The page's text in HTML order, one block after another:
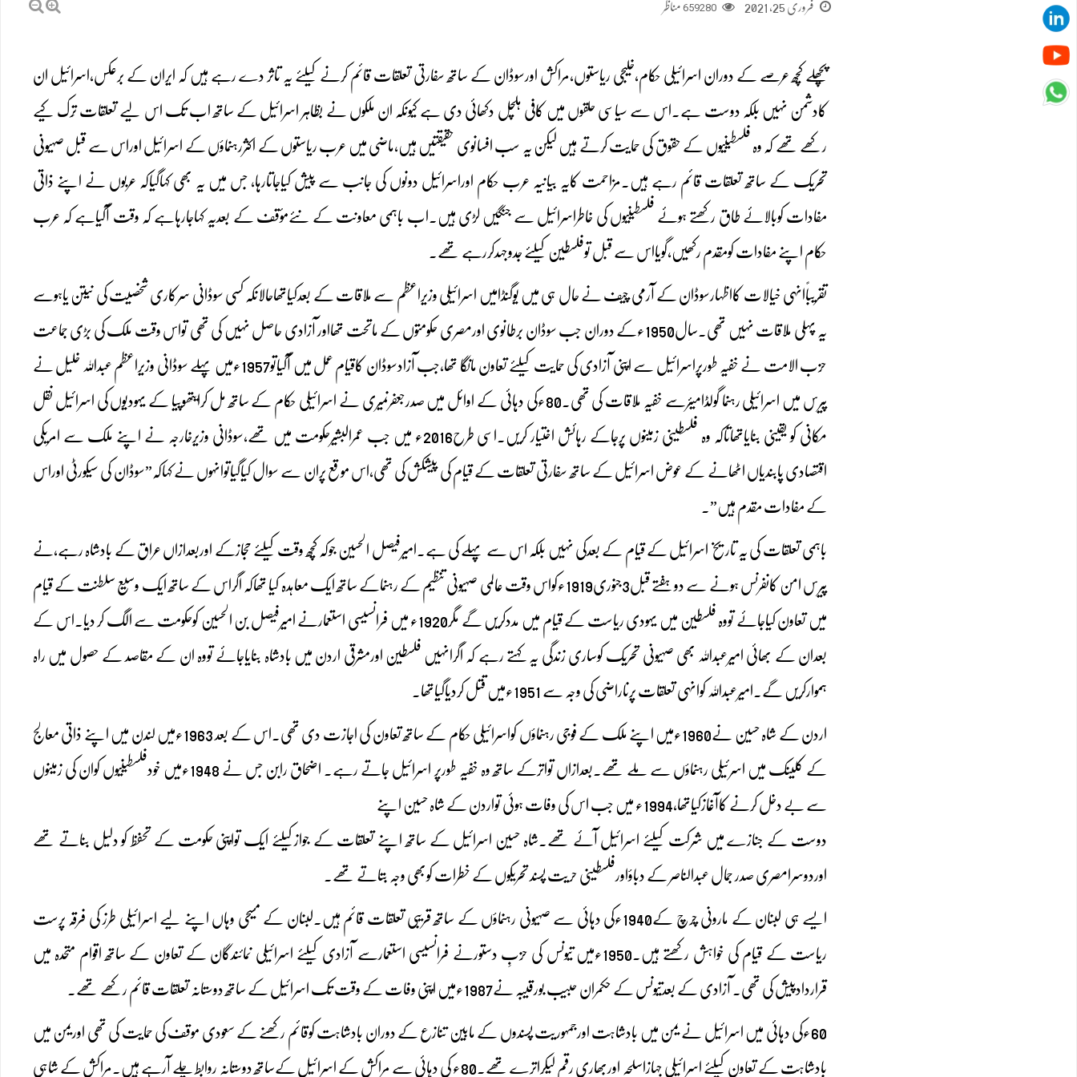
فروری 25, 2021 659280 مناظر
پچھلے کچھ عرصے کے دوران اسرائیلی حکام،خلیجی ریاستوں،مراکش اورسوڈان کے ساتھ سفارتی تعلقات قائم کرنے کیلئے یہ تاثر دے رہے ہیں کہ ایران کے برعکس،اسرائیل ان
کادشمن نہیں بلکہ دوست ہے۔اس سے سیاسی حلقوں میں کافی ہلچل دکھائی دی ہے کیونکہ ان ملکوں نے بظاہر اسرائیل کے ساتھ اب تک اس لیے تعلقات تَرک کیے
رکھے تھے کہ وہ فلسطینیوں کے حقوق کی حمایت کرتے ہیں لیکن یہ سب افسانوی حقیقتیں ہیں،ماضی میں عرب ریاستوں کے اکثررہنماؤں کے اسرائیل اوراس سے قبل صہیونی
تحریک کے ساتھ تعلقات قائم رہے ہیں۔مزاحمت کایہ بیانیہ عرب حکام اوراسرائیل دونوں کی جانب سے پیش کیاجاتارہا، جس میں یہ بھی کہاگیاکہ عربوں نے اپنے ذاتی
مفادات کوبالائے طاق رکھتے ہوئے فلسطینیوں کی خاطراسرائیل سے جنگیں لڑی ہیں۔اب باہمی معاونت کے نئےمؤقف کے بعدیہ کہاجارہاہے کہ وقت آگیاہے کہ عرب
حکام اپنے مفادات کومقدم رکھیں،گویااس سے قبل توفلسطین کیلئے جدوجہدکررہے تھے۔
تقریباًانہی خیالات کااظہارسوڈان کے آرمی چیف نے حال ہی میں یوگنڈامیں اسرائیلی وزیراعظم سے ملاقات کے بعدکیاتھاحالانکہ کسی سوڈانی سرکاری شخصیت کی نیتن یاہوسے
یہ پہلی ملاقات نہیں تھی۔سال1950ءکے دوران جب سوڈان برطانوی اورمصری حکومتوں کے ماتحت تھااور آزادی حاصل نہیں کی تھی تواس وقت ملک کی بڑی جماعت
حزب الامت نے خفیہ طورپراسرائیل سے اپنی آزادی کی حمایت کیلئے تعاون مانگا تھا،جب آزادسوڈان کاقیام عمل میں آگیاتو1957ءمیں پہلے سوڈانی وزیراعظم عبداللہ خلیل نے
پیرس میں اسرائیلی رہنما گولڈامیئرسے خفیہ ملاقات کی تھی۔80ءکی دہائی کے اوائل میں صدرجعفرنمیری نے اسرائیلی حکام کے ساتھ مل کرایتھوپیا کے یہودیوں کی اسرائیل نقل
مکانی کو یقینی بنایاتھاتاکہ وہ فلسطینی زمینوں پرجاکے رہائش اختیار کریں۔اسی طرح2016ء میں جب عمرالبشیرحکومت میں تھے،سوڈانی وزیرخارجہ نے اپنے ملک سے امریکی
اقتصادی پابندیاں اٹھانے کے عوض اسرائیل کے ساتھ سفارتی تعلقات کے قیام کی پیشکش کی تھی،اس موقع پران سے سوال کیاگیاتوانہوں نے کہاکہ”سوڈان کی سیکورٹی اوراس
کے مفادات مقدم ہیں”۔
باہمی تعلقات کی یہ تاریخ اسرائیل کے قیام کے بعدکی نہیں بلکہ اس سے پہلے کی ہے۔امیرفیصل الحسین جوکہ کچھ وقت کیلئے حجازکے اوربعدازاں عراق کے بادشاہ رہے،نے
پیرس امن کانفرنس ہونے سے دو ہفتے قبل3جنوری1919ءکواس وقت عالمی صہیونی تنظیم کے رہنماکے ساتھ ایک معاہدہ کیا تھاکہ اگراس کے ساتھ ایک وسیع سلطنت کے قیام
میں تعاون کیاجائے تووہ فلسطین میں یہودی ریاست کے قیام میں مددکریں گے مگر1920ء میں فرانسیسی استعمارنے امیرفیصل بن الحسین کوحکومت سے الگ کر دیا۔اس کے
بعدان کے بھائی امیرعبداللہ بھی صہیونی تحریک کوساری زندگی یہ کہتے رہے کہ اگرانہیں فلسطین اورمشرقی اردن میں بادشاہ بنایاجائے تووہ ان کے مقاصد کے حصول میں راہ
ہموارکریں گے۔امیرعبداللہ کوانہی تعلقات پرناراضی کی وجہ سے 1951ءمیں قتل کردیاگیاتھا۔
اردن کے شاہ حسین نے1960ءمیں اپنے ملک کے فوجی رہنماؤں کواسرائیلی حکام کے ساتھ تعاون کی اجازت دی تھی۔اس کے بعد 1963ءمیں لندن میں اپنے ذاتی معالج
کے کلینک میں اسرئیلی رہنماؤں سے ملے تھے۔بعدازاں تواترکے ساتھ وہ خفیہ طورپر اسرائیل جاتے رہے۔ اضحاق رابن جس نے 1948ءمیں خودفلسطینیوں کوان کی زمینوں
سے بے دخل کرنے کاآغازکیاتھا،1994ء میں جب اس کی وفات ہوئی تواردن کے شاہ حسین اپنے
دوست کے جنازے میں شرکت کیلئے اسرائیل آئے تھے۔شاہ حسین اسرائیل کے ساتھ اپنے تعلقات کے جوازکیلئے ایک تواپنی حکومت کے تحفظ کو دلیل بناتے تھے
اوردوسرامصری صدر جمال عبدالناصر کے دباؤاورفلسطینی حریت پسند تحریکوں کے خطرات کوبھی وجہ بتاتے تھے۔
ایسے ہی لبنان کے مارونی چرچ کے1940ءکی دہائی سے صہیونی رہنماؤں کے ساتھ قریبی تعلقات قائم ہیں۔لبنان کے مسیحی وہاں اپنے لیے اسرائیلی طرز کی فرقہ پرست
ریاست کے قیام کی خواہش رکھتے ہیں۔1950ءمیں تیونس کی حزبِ دستورنے فرانسیسی استعمارسے آزادی کیلئے اسرائیلی نمائندگان کے تعاون کے ساتھ اقوام متحدہ میں
قراردادپیش کی تھی۔ آزادی کے بعدتیونس کے حکمران حبیب بورقیبہ نے1987ءمیں اپنی وفات کے وقت تک اسرائیل کے ساتھ دوستانہ تعلقات قائم رکھے تھے۔
60ءکی دہائی میں اسرائیل نے یمن میں بادشاہت اورجمہوریت پسندوں کے مابین تنازع کے دوران بادشاہت کوقائم رکھنے کے سعودی موقف کی حمایت کی تھی اوریمن میں
بادشاہت کے تعاون کیلئے اسرائیلی جہازاسلحہ اوربھاری رقم لیکراترے تھے۔80ء کی دہائی سے مراکش کے اسرائیل کےساتھ دوستانہ روابط چلے آرہے ہیں۔مراکش کے شاہی